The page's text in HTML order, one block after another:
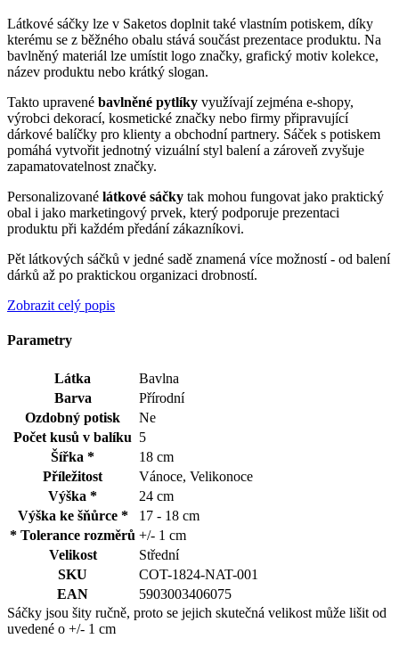
Látkové sáčky lze v Saketos doplnit také vlastním potiskem, díky
kterému se z běžného obalu stává součást prezentace produktu. Na
bavlněný materiál lze umístit logo značky, grafický motiv kolekce,
název produktu nebo krátký slogan.
Takto upravené bavlněné pytlíky využívají zejména e-shopy,
výrobci dekorací, kosmetické značky nebo firmy připravující
dárkové balíčky pro klienty a obchodní partnery. Sáček s potiskem
pomáhá vytvořit jednotný vizuální styl balení a zároveň zvyšuje
zapamatovatelnost značky.
Personalizované látkové sáčky tak mohou fungovat jako praktický
obal i jako marketingový prvek, který podporuje prezentaci
produktu při každém předání zákazníkovi.
Pět látkových sáčků v jedné sadě znamená více možností - od balení
dárků až po praktickou organizaci drobností.
Zobrazit celý popis
Parametry
Látka
Bavlna
Barva
Přírodní
Ozdobný potisk
Ne
Počet kusů v balíku 5
Šířka *
18 cm
Příležitost
Vánoce, Velikonoce
Výška *
24 cm
Výška ke šňůrce *
17 - 18 cm
* Tolerance rozměrů +/- 1 cm
Velikost
Střední
SKU
COT-1824-NAT-001
EAN
5903003406075
Sáčky jsou šity ručně, proto se jejich skutečná velikost může lišit od
uvedené o +/- 1 cm